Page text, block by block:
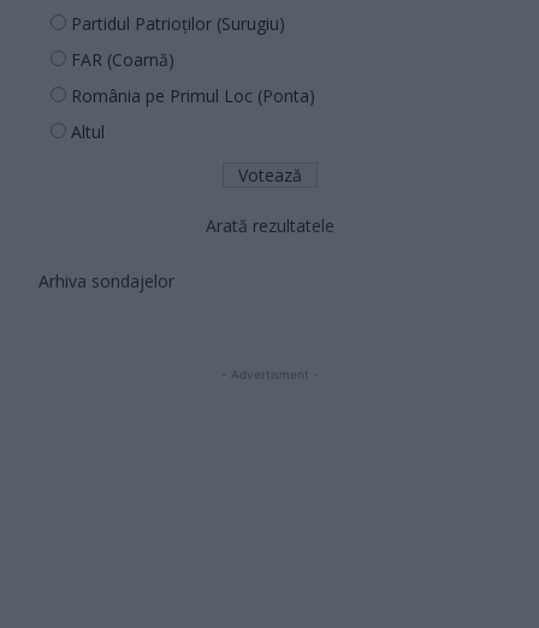
Partidul Patrioților (Surugiu)
FAR (Coarnă)
România pe Primul Loc (Ponta)
Altul
Arată rezultatele
Arhiva sondajelor
- Advertisment -